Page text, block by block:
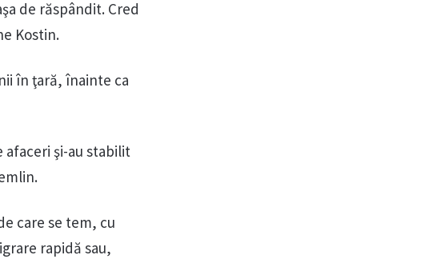
de răspândit. Cred
Kostin.
în ţară, înainte ca
afaceri şi-au stabilit
care se tem, cu
rapidă sau,